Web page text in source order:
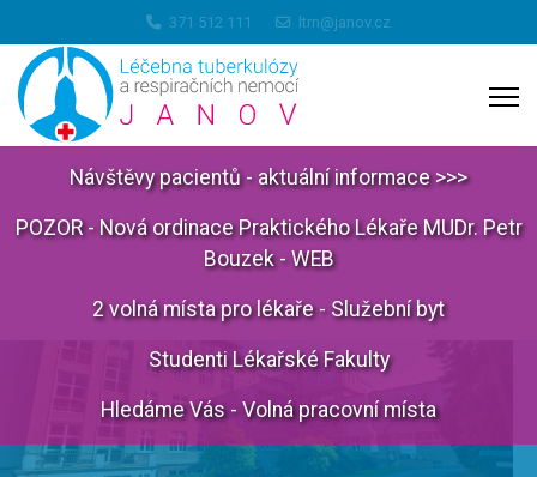
371 512 111 ltrn@janov.cz
Návštěvy pacientů - aktuální informace >>>
POZOR - Nová ordinace Praktického Lékaře MUDr. Petr
Bouzek - WEB
2 volná místa pro lékaře - Služební byt
Studenti Lékařské Fakulty
Hledáme Vás - Volná pracovní místa